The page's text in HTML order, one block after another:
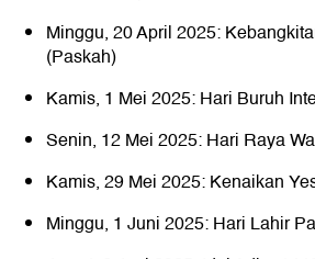
Minggu, 20 April 2025:
(Paskah)
Kamis, 1 Mei 2025: Hari Buruh
Senin, 12 Mei 2025: Hari Raya
Kamis, 29 Mei 2025: Kenaikan
Minggu, 1 Juni 2025: Hari Lahir